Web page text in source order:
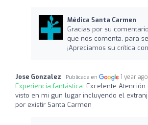
Médica Santa Carmen
Gracias por su
que nos comenta, para
¡Apreciamos su crítica
Jose Gonzalez Publicada en 1 year ago
Experiencia fantástica: Excelente
visto en mi gun lugar incluyendo el
por existir Santa Carmen